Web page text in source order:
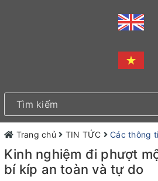
Trang chủ TIN TỨC Các thông
Kinh nghiệm đi phượt
bí kíp an toàn và tự do